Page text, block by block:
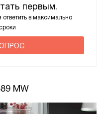
первым.
в максимально
MW